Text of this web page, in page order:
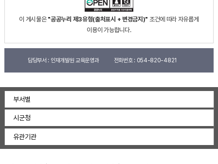
이 게시물은 "공공누리 제3유형(출처표시 + 변경금지)" 조건에 따라 자유롭게
이용이 가능합니다.
담당부서 : 인재개발원 교육운영과 전화번호 : 054-820-4821
부서별
시군청
유관기관